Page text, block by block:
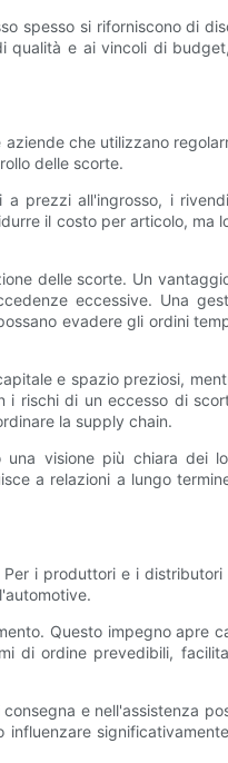
spesso si riforniscono di
qualità e ai vincoli di
che utilizzano
delle scorte.
prezzi all'ingrosso, i
il costo per articolo, ma
delle scorte. Un
eccessive. Una
evadere gli ordini
e spazio preziosi,
rischi di un eccesso di
la supply chain.
visione più chiara dei
a relazioni a lungo
i produttori e i
Questo impegno apre
di ordine prevedibili,
e nell'assistenza